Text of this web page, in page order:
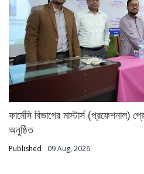
ফার্মেসি বিভাগের মাস্টার্স (প্রফেশনাল)
অনুষ্ঠিত
Published 09 Aug, 2026